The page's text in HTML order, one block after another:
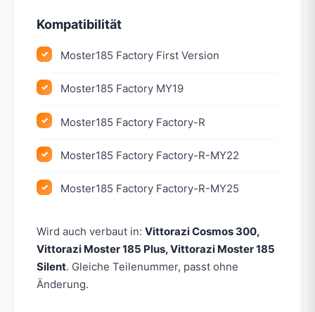
Kompatibilität
Moster185 Factory First Version
Moster185 Factory MY19
Moster185 Factory Factory-R
Moster185 Factory Factory-R-MY22
Moster185 Factory Factory-R-MY25
Wird auch verbaut in: Vittorazi Cosmos 300,
Vittorazi Moster 185 Plus, Vittorazi Moster 185
Silent. Gleiche Teilenummer, passt ohne
Änderung.